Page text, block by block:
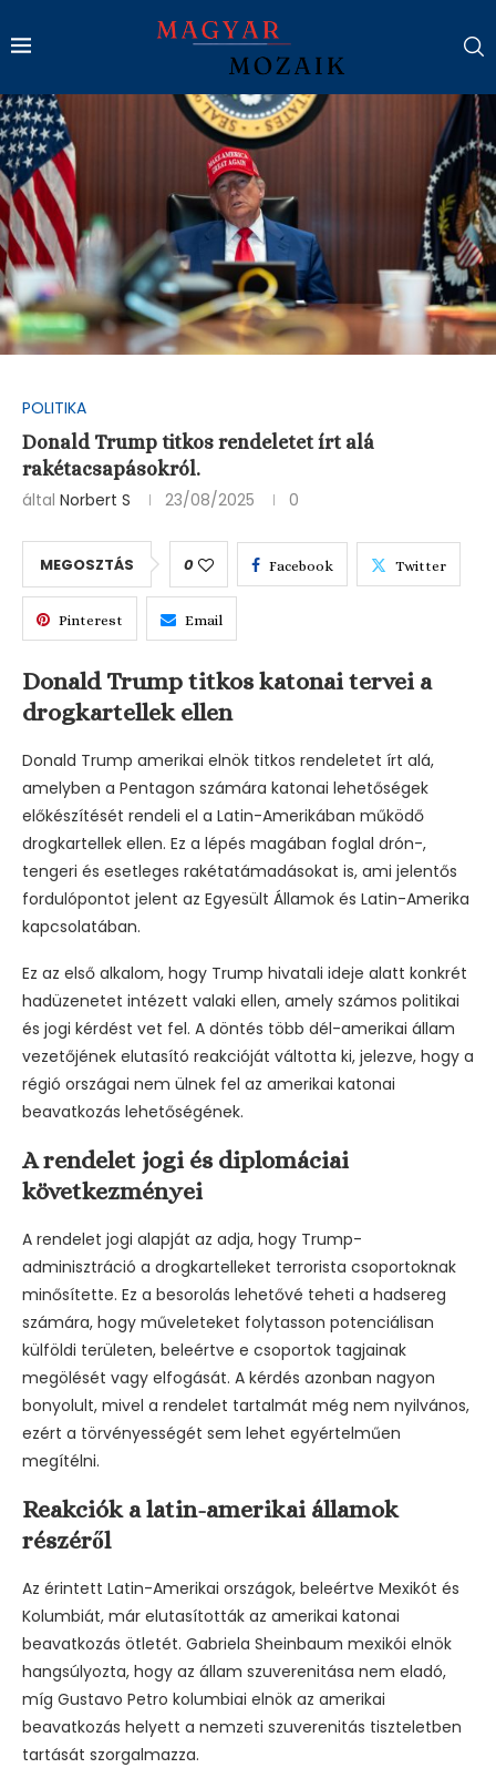
POLITIKA
Donald Trump titkos rendeletet írt alá
rakétacsapásokról.
által Norbert S 23/08/2025 0
MEGOSZTÁS 0 Facebook Twitter
Pinterest Email
Donald Trump titkos katonai tervei a
drogkartellek ellen
Donald Trump amerikai elnök titkos rendeletet írt alá,
amelyben a Pentagon számára katonai lehetőségek
előkészítését rendeli el a Latin-Amerikában működő
drogkartellek ellen. Ez a lépés magában foglal drón-,
tengeri és esetleges rakétatámadásokat is, ami jelentős
fordulópontot jelent az Egyesült Államok és Latin-Amerika
kapcsolatában.
Ez az első alkalom, hogy Trump hivatali ideje alatt konkrét
hadüzenetet intézett valaki ellen, amely számos politikai
és jogi kérdést vet fel. A döntés több dél-amerikai állam
vezetőjének elutasító reakcióját váltotta ki, jelezve, hogy a
régió országai nem ülnek fel az amerikai katonai
beavatkozás lehetőségének.
A rendelet jogi és diplomáciai
következményei
A rendelet jogi alapját az adja, hogy Trump-
adminisztráció a drogkartelleket terrorista csoportoknak
minősítette. Ez a besorolás lehetővé teheti a hadsereg
számára, hogy műveleteket folytasson potenciálisan
külföldi területen, beleértve e csoportok tagjainak
megölését vagy elfogását. A kérdés azonban nagyon
bonyolult, mivel a rendelet tartalmát még nem nyilvános,
ezért a törvényességét sem lehet egyértelműen
megítélni.
Reakciók a latin-amerikai államok
részéről
Az érintett Latin-Amerikai országok, beleértve Mexikót és
Kolumbiát, már elutasították az amerikai katonai
beavatkozás ötletét. Gabriela Sheinbaum mexikói elnök
hangsúlyozta, hogy az állam szuverenitása nem eladó,
míg Gustavo Petro kolumbiai elnök az amerikai
beavatkozás helyett a nemzeti szuverenitás tiszteletben
tartását szorgalmazza.